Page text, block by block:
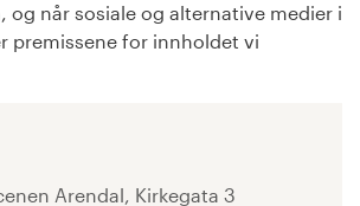
og når sosiale og alternative medier i
premissene for innholdet vi
Arendal, Kirkegata 3